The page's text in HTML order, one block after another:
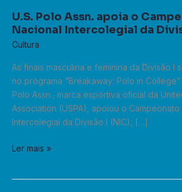
U.S. Polo Assn. apoia o
Nacional Intercolegial da
Cultura
As finais masculina e feminina da Divisão I
no programa “Breakaway: Polo in College”
Polo Assn., marca esportiva oficial da
Association (USPA), apoiou o Campeonato
Intercolegial da Divisão I (NIC), […]
I
Ler mais »